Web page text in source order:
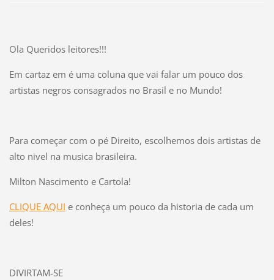
Ola Queridos leitores!!!
Em cartaz em é uma coluna que vai falar um pouco dos
artistas negros consagrados no Brasil e no Mundo!
Para começar com o pé Direito, escolhemos dois artistas de
alto nivel na musica brasileira.
Milton Nascimento e Cartola!
CLIQUE AQUI e conheça um pouco da historia de cada um
deles!
DIVIRTAM-SE